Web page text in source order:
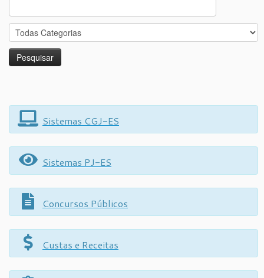
for:
Sistemas CGJ-ES
Sistemas PJ-ES
Concursos Públicos
Custas e Receitas